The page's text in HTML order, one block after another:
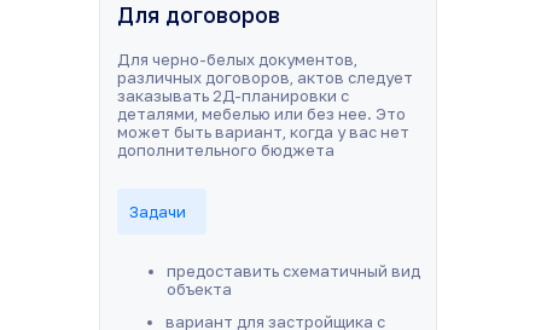
вариант для застройщика с
предоставить схематичный вид
объекта
Задачи
Для черно-белых документов,
различных договоров, актов следует
заказывать 2Д-планировки с
деталями, мебелью или без нее. Это
может быть вариант, когда у вас нет
дополнительного бюджета
Для договоров